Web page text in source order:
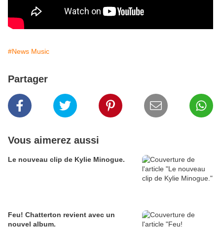
#News Music
Partager
Vous aimerez aussi
Le nouveau clip de Kylie Minogue.
Feu! Chatterton revient avec un
nouvel album.